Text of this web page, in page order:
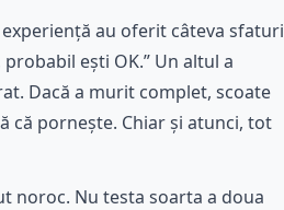
au oferit câteva sfaturi
ești OK.” Un altul a
Dacă a murit complet, scoate
că pornește. Chiar și atunci, tot
noroc. Nu testa soarta a doua